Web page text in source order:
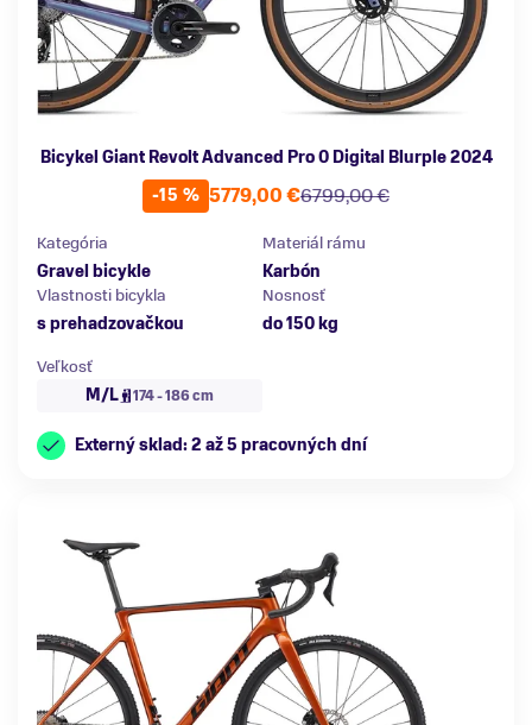
Bicykel Giant Revolt Advanced Pro 0 Digital Blurple 2024
-15 %
6799,00 €
5779,00 €
Kategória
Gravel bicykle
Materiál rámu
Karbón
Vlastnosti bicykla
s prehadzovačkou
Nosnosť
do 150 kg
Veľkosť
M/L
174 - 186 cm
Externý sklad: 2 až 5 pracovných dní